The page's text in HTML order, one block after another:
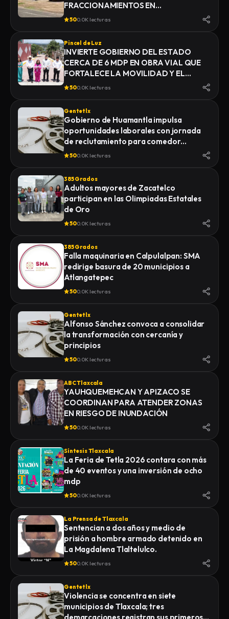
FRACCIONAMIENTOS EN
YAUHQUEMEHCAN GENERA QUE
500.0K lecturas
Pincel de Luz
INVIERTE GOBIERNO DEL ESTADO
CERCA DE 6 MDP EN OBRA VIAL QUE
FORTALECE LA MOVILIDAD Y EL
DESARROLLO DE YAUHQUEMEHCAN
500.0K lecturas
Gentetlx
Gobierno de Huamantla impulsa
oportunidades laborales con jornada
de reclutamiento para comedor
industrial
500.0K lecturas
385 Grados
Adultos mayores de Zacatelco
participan en las Olimpiadas Estatales
de Oro
500.0K lecturas
385 Grados
Falla maquinaria en Calpulalpan: SMA
redirige basura de 20 municipios a
Atlangatepec
500.0K lecturas
Gentetlx
Alfonso Sánchez convoca a consolidar
la transformación con cercanía y
principios
500.0K lecturas
ABC Tlaxcala
YAUHQUEMEHCAN Y APIZACO SE
COORDINAN PARA ATENDER ZONAS
EN RIESGO DE INUNDACIÓN
500.0K lecturas
Síntesis Tlaxcala
La Feria de Tetla 2026 contara con más
de 40 eventos y una inversión de ocho
mdp
500.0K lecturas
La Prensa de Tlaxcala
Sentencian a dos años y medio de
prisión a hombre armado detenido en
La Magdalena Tlaltelulco.
500.0K lecturas
Gentetlx
Violencia se concentra en siete
municipios de Tlaxcala; tres